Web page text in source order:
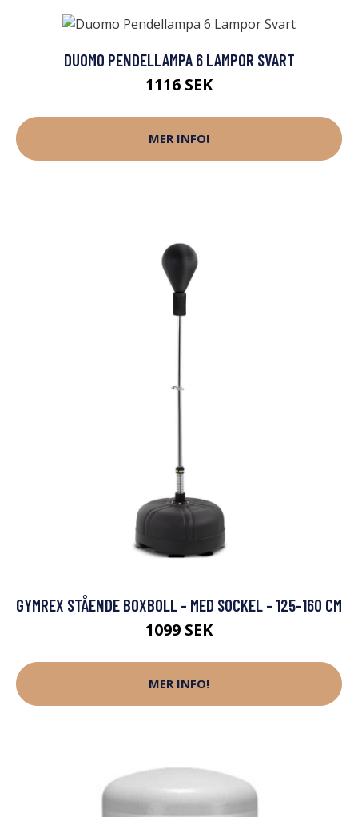
DUOMO PENDELLAMPA 6 LAMPOR SVART
1116 SEK
MER INFO!
GYMREX STÅENDE BOXBOLL - MED SOCKEL - 125-160 CM
1099 SEK
MER INFO!